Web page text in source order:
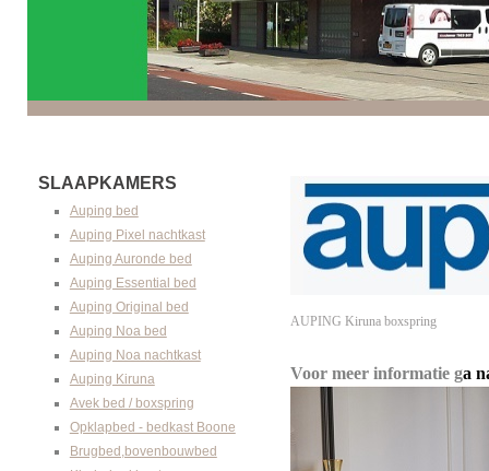
SLAAPKAMERS
Auping bed
Auping Pixel nachtkast
Auping Auronde bed
Auping Essential bed
Auping Original bed
Auping Noa bed
Auping Noa nachtkast
Auping Kiruna
Avek bed / boxspring
Opklapbed - bedkast Boone
Brugbed,bovenbouwbed
AUPING Kiruna boxspring
Voor meer informatie ga